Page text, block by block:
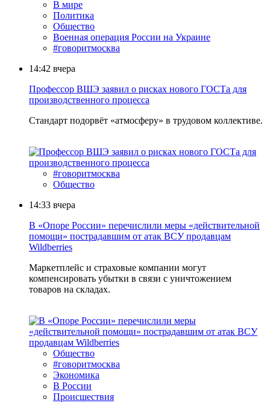
В мире
Политика
Общество
Военная операция России на Украине
#говоритмосква
14:42 вчера
Профессор ВШЭ заявил о рисках нового ГОСТа для
производственного процесса
Стандарт подорвёт «атмосферу» в трудовом коллективе.
#говоритмосква
Общество
14:33 вчера
В «Опоре России» перечислили меры «действительной
помощи» пострадавшим от атак ВСУ продавцам
Wildberries
Маркетплейс и страховые компании могут
компенсировать убытки в связи с уничтожением
товаров на складах.
Общество
#говоритмосква
Экономика
В России
Происшествия